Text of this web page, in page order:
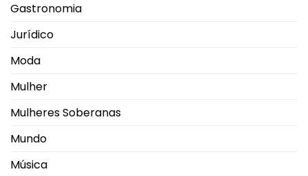
Gastronomia
Jurídico
Moda
Mulher
Mulheres Soberanas
Mundo
Música